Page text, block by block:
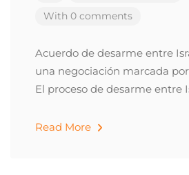
With 0 comments
Acuerdo de desarme entre
una negociación marcada
El proceso de desarme entre
Read More